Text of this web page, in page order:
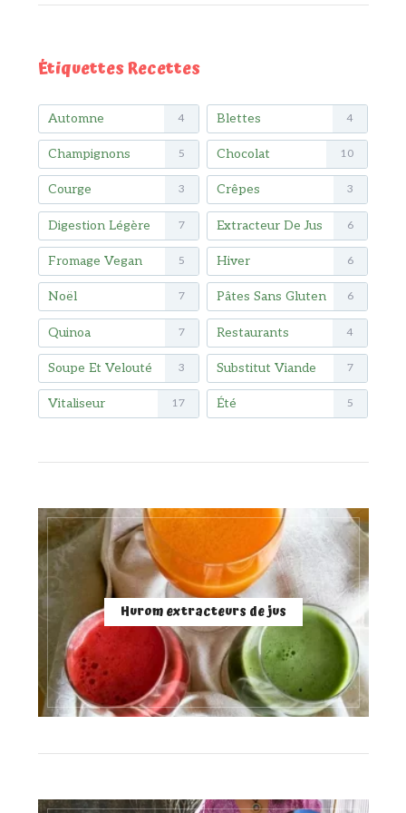
Étiquettes Recettes
Automne 4 Blettes 4
Champignons 5 Chocolat 10
Courge 3 Crêpes 3
Digestion Légère 7 Extracteur De Jus 6
Fromage Vegan 5 Hiver 6
Noël 7 Pâtes Sans Gluten 6
Quinoa 7 Restaurants 4
Soupe Et Velouté 3 Substitut Viande 7
Vitaliseur 17 Été 5
Hurom extracteurs de jus